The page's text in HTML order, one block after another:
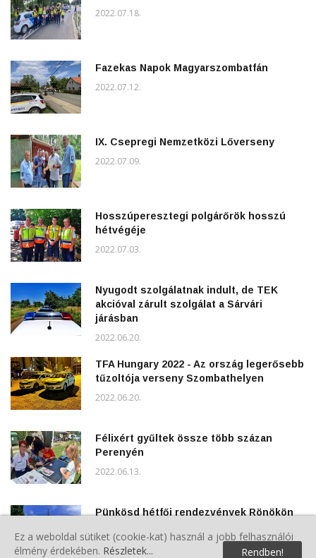
2022.07.18.
Fazekas Napok Magyarszombatfán
2022.07.12.
IX. Csepregi Nemzetközi Lőverseny
2022.07.09.
Hosszúperesztegi polgárőrök hosszú
hétvégéje
2022.07.03.
Nyugodt szolgálatnak indult, de TEK
akcióval zárult szolgálat a Sárvári
járásban
2022.06.20.
TFA Hungary 2022 - Az ország legerősebb
tűzoltója verseny Szombathelyen
2022.06.20.
Félixért gyűltek össze több százan
Perenyén
2022.06.13.
Pünkösd hétfői rendezvények Rönökön
2022.06.07.
Ez a weboldal sütiket (cookie-kat) használ a jobb felhasználói
élmény érdekében. Részletek... Rendben!